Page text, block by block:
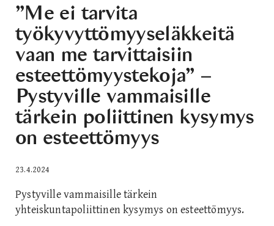
”Me ei tarvita
työkyvyttömyyseläkkeitä
vaan me tarvittaisiin
esteettömyystekoja” –
Pystyville vammaisille
tärkein poliittinen kysymys
on esteettömyys
23.4.2024
Pystyville vammaisille tärkein
yhteiskuntapoliittinen kysymys on esteettömyys.